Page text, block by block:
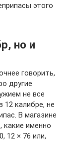
этого
но и
говорить,
другие
не все
12 калибре, не
В магазине
какие именно
12 × 76 или,